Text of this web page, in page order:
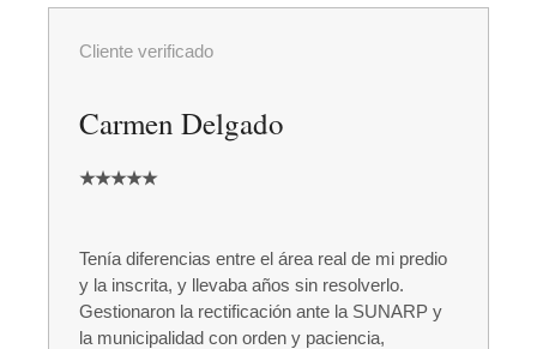
Cliente verificado
Carmen Delgado
★★★★★
Tenía diferencias entre el área real de mi predio
y la inscrita, y llevaba años sin resolverlo.
Gestionaron la rectificación ante la SUNARP y
la municipalidad con orden y paciencia,